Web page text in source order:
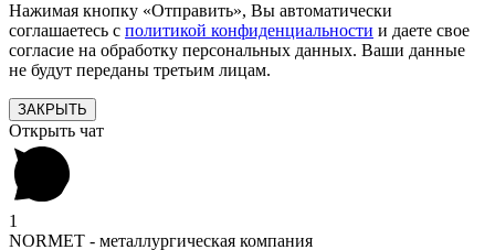
Нажимая кнопку «Отправить», Вы автоматически
соглашаетесь с политикой конфиденциальности и даете свое
согласие на обработку персональных данных. Ваши данные
не будут переданы третьим лицам.
ЗАКРЫТЬ
Открыть чат
1
NORMET - металлургическая компания